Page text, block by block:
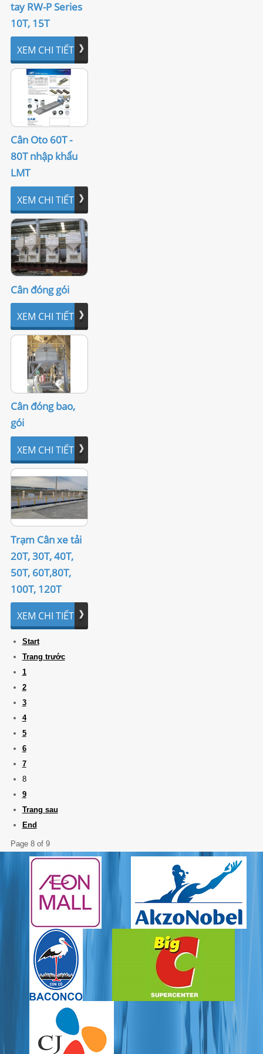
LIÊN HỆ
tay RW-P Series
10T, 15T
XEM CHI TIẾT
Cân Oto 60T -
80T nhập khẩu
LMT
XEM CHI TIẾT
Cân đóng gói
XEM CHI TIẾT
Cân đóng bao,
gói
XEM CHI TIẾT
Trạm Cân xe tải
20T, 30T, 40T,
50T, 60T,80T,
100T, 120T
XEM CHI TIẾT
Start
Trang trước
1
2
3
4
5
6
7
8
9
Trang sau
End
Page 8 of 9